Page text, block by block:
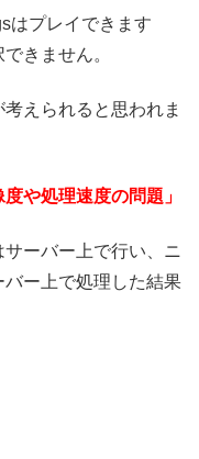
はプレイできます
きません。
えられると思われま
や処理速度の問題」
ーバー上で行い、ニ
ー上で処理した結果